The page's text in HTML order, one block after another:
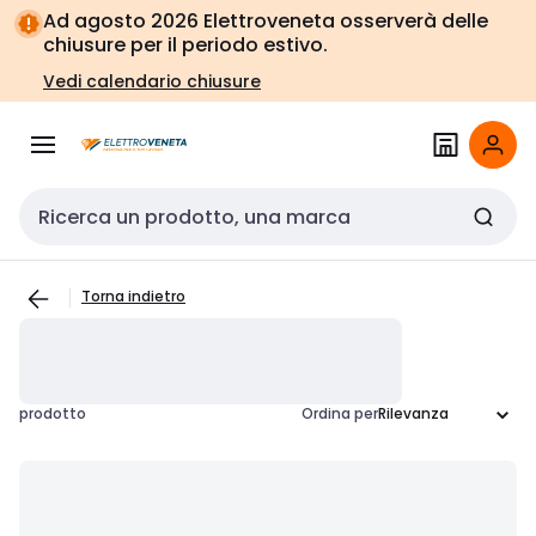
Vai alla
navigazione
Vai
alla
pagina
Ad agosto 2026 Elettroveneta osserverà delle
chiusure per il periodo estivo.
Vedi calendario chiusure
Cerca input
Torna indietro
prodotto Ordina per